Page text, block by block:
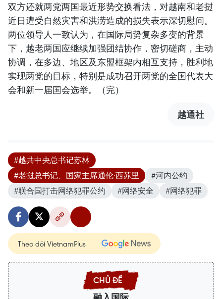
双方还就两党两国最近形势交换看法，对越南和老挝
近日遭受自然灾害和洪涝造成的损失表示深切慰问。
两位领导人一致认为，在国际局势复杂多变的背景
下，越老两国应继续加强团结协作，密切磋商，主动
协调，在多边、地区及东盟框架内相互支持，胜利地
实现两党的目标，特别是成功召开两党的全国代表大
会和新一届国会选举。（完）
越通社
#越共中央总书记苏林
#老挝总书记、国家主席通伦·西苏里
#河内公约
#联合国打击网络犯罪公约
#网络安全 #网络犯罪
Theo dõi VietnamPlus